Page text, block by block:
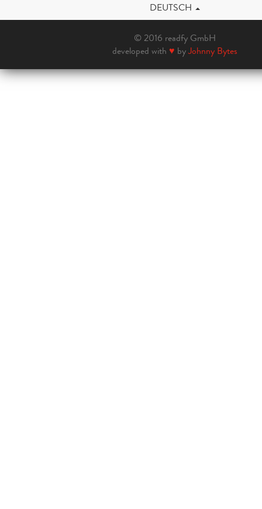
DEUTSCH
© 2016 readfy GmbH
developed with ♥ byJohnny Bytes